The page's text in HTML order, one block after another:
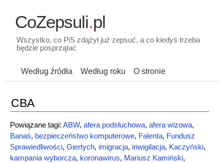
CoZepsuli.pl
Wszystko, co PiS zdążył już zepsuć, a co kiedyś trzeba
będzie posprzątać
Według źródła Według roku O stronie
CBA
Powiązane tagi: ABW, afera podsłuchowa, afera wizowa,
Banaś, bezpieczeństwo komputerowe, Falenta, Fundusz
Sprawiedliwości, Giertych, imigracja, inwigilacja, Kaczyński,
kampania wyborcza, koronawirus, Mariusz Kamiński,